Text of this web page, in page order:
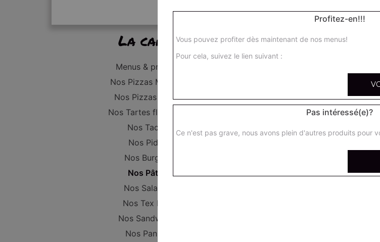
La carte
Menus & promos
Nos Pizzas Médium
Nos Pizzas Large
Nos Tartes flambées
Nos Tacos
Nos Pides
Nos Burgers
Nos Pâtes
Nos Salades
Nos Tex Mex
Nos Sandwichs
Nos Paninis
Moyenne portion de pâtes
Profitez-en!!!
Vous pouvez profiter dès maintenant de nos menus!
Pour cela, suivez le lien suivant :
Pas intéressé(e)?
Ce n'est pas grave, nous avons plein d'autres produits pour